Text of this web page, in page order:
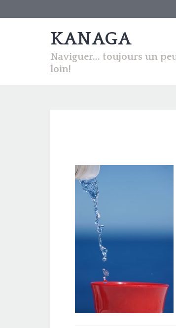
KANAGA
Naviguer... toujours un
loin!